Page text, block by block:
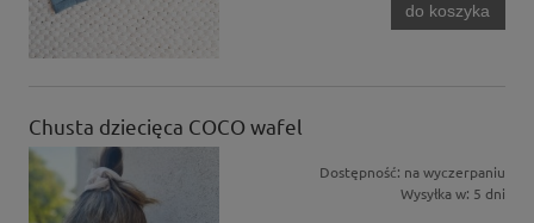
do koszyka
Chusta dziecięca COCO wafel
Dostępność: na wyczerpaniu
Wysyłka w: 5 dni